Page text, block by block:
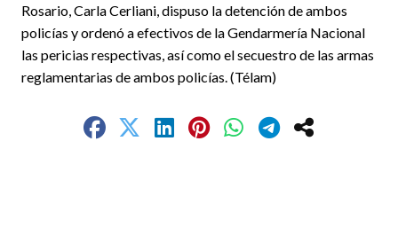
Rosario, Carla Cerliani, dispuso la detención de ambos
policías y ordenó a efectivos de la Gendarmería Nacional
las pericias respectivas, así como el secuestro de las armas
reglamentarias de ambos policías. (Télam)